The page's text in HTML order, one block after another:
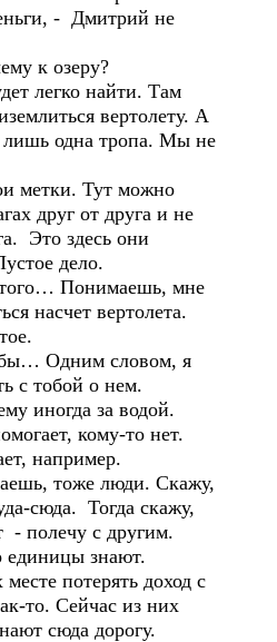
- Дмитрий не
озеру?
найти. Там
вертолету. А
лишь одна тропа. Мы не
Тут можно
друг от друга и не
Это здесь они
дело.
Понимаешь, мне
насчет вертолета.
словом, я
с тобой о нем.
за водой.
кому-то нет.
тоже люди. Скажу,
сюда. Тогда скажу,
- полечу с другим.
знают.
потерять доход с
то. Сейчас из них
сюда дорогу.